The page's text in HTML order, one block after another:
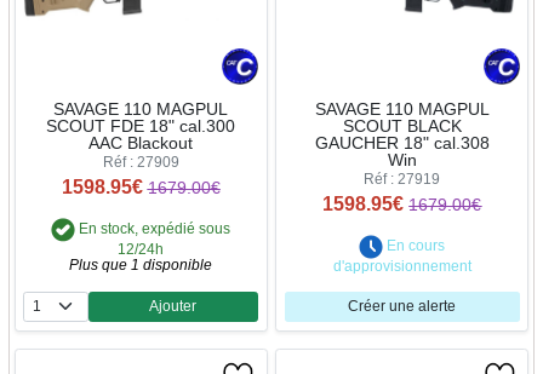
SAVAGE 110 MAGPUL
SCOUT FDE 18" cal.300
AAC Blackout
Réf : 27909
1598.95€ 1679.00€
En stock, expédié sous
12/24h
Plus que 1 disponible
Quantité
Ajouter
SAVAGE 110 MAGPUL
SCOUT BLACK
GAUCHER 18" cal.308
Win
Réf : 27919
1598.95€ 1679.00€
En cours
d'approvisionnement
Créer une alerte